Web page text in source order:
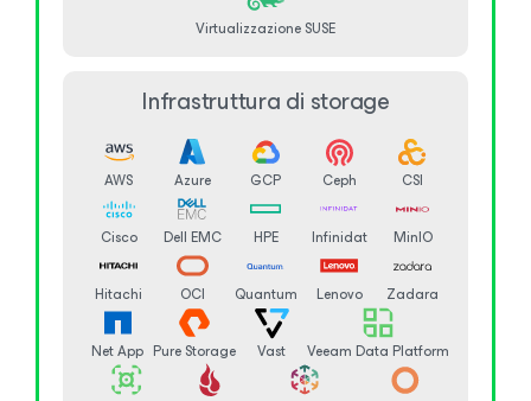
Virtualizzazione SUSE
Infrastruttura di storage
AWS Azure GCP Ceph CSI
Cisco Dell EMC HPE Infinidat MinIO
Hitachi OCI Quantum Lenovo Zadara
Net App Pure Storage Vast Veeam Data Platform